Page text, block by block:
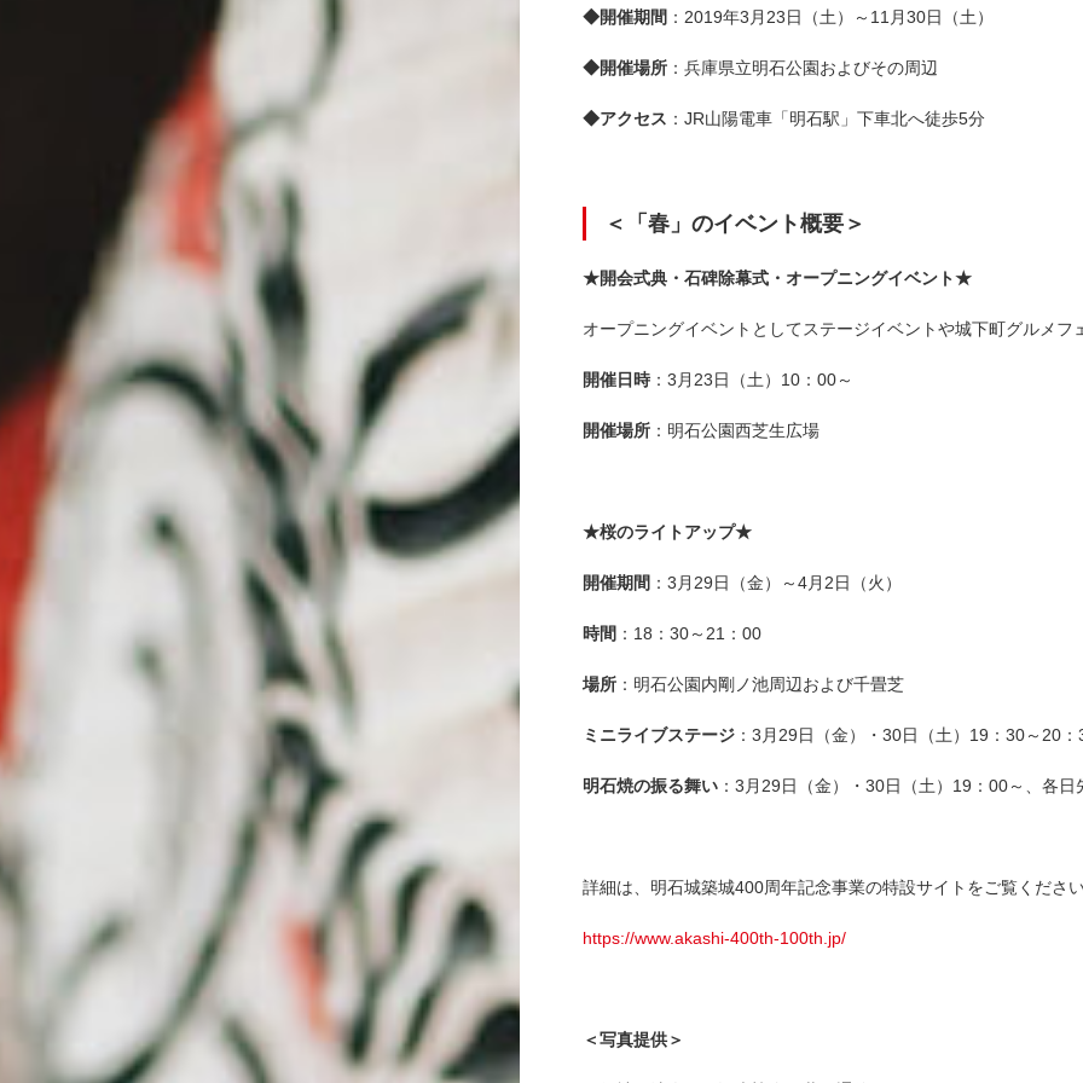
◆開催期間 ：2019年3月23日（土）～11月30日（土）
◆開催場所 ：兵庫県立明石公園およびその周辺
◆アクセス ：JR山陽電車「明石駅」下車北へ徒歩5分
＜「春」のイベント概要＞
★開会式典・石碑除幕式・オープニングイベント★
オープニングイベントとしてステージイベントや城下町グルメフ
開催日時 ：3月23日（土）10：00～
開催場所 ：明石公園西芝生広場
★桜のライトアップ★
開催期間 ：3月29日（金）～4月2日（火）
時間 ：18：30～21：00
場所 ：明石公園内剛ノ池周辺および千畳芝
ミニライブステージ ：3月29日（金）・30日（土）19：30～20：
明石焼の振る舞い ：3月29日（金）・30日（土）19：00～、各日
詳細は、明石城築城400周年記念事業の特設サイトをご覧ください
https://www.akashi-400th-100th.jp/
＜写真提供＞